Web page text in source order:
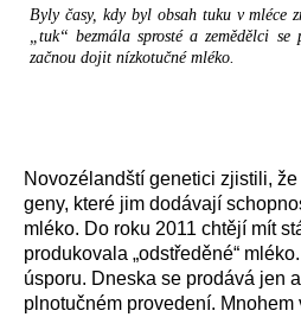
Byly časy, kdy byl obsah tuku v mléce
„tuk“ bezmála sprosté a zemědělci
začnou dojit nízkotučné mléko.
Novozélandští genetici zjistili,
geny, které jim dodávají
mléko. Do roku 2011 chtějí mít
produkovala „odstředěné“
úsporu. Dneska se prodává jen
plnotučném provedení. Mnohem